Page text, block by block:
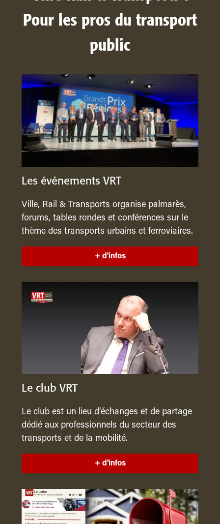
Pour les pros du transport
public
Les événements VRT
Ville, Rail & Transports organise palmarès,
forums, tables rondes et conférences sur le
thème des transports urbains et ferroviaires.
+ d'infos
Le club VRT
Le club est un lieu d’échanges et de partage
dédié aux professionnels du secteur des
transports et de la mobilité.
+ d'infos